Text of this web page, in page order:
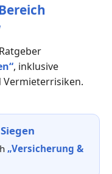
, inklusive
„Versicherung &